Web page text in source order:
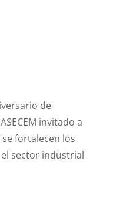
de
ASECEM invitado a
fortalecen los
sector industrial